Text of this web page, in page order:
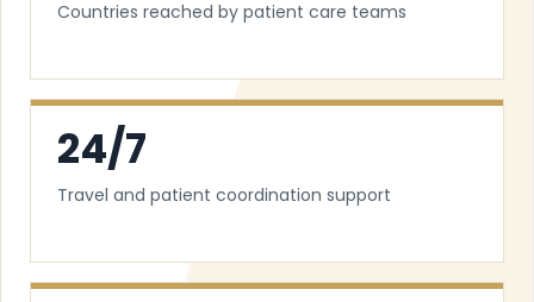
Countries reached by patient care teams
24/7
Travel and patient coordination support